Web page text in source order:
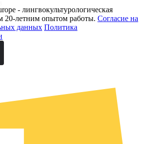
- лингвокультурологическая
20-летним опытом работы. Cогласие на
данных Политика